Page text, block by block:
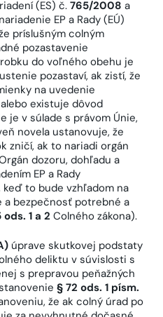
(ES) č. 765/2008 a
EP a Rady (EÚ)
príslušným colným
pozastavenie
do voľného obehu je
pozastaví, ak zistí, že
na uvedenie
existuje dôvod
je v súlade s právom Únie,
novela ustanovuje, že
zničí, ak to nariadi orgán
dozoru, dohľadu a
EP a Rady
keď to bude vzhľadom na
a bezpečnosť potrebné a
ods. 1 a 2 Colného zákona).
úprave skutkovej podstaty
deliktu v súvislosti s
s prepravou peňažných
§ 72 ods. 1 písm.
že ak colný úrad po